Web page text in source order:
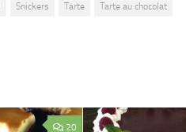
Snickers Tarte
Tarte au chocolat
20